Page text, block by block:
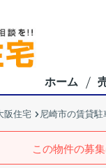
ホーム
阪住宅 尼崎市の賃貸駐
この物件の募